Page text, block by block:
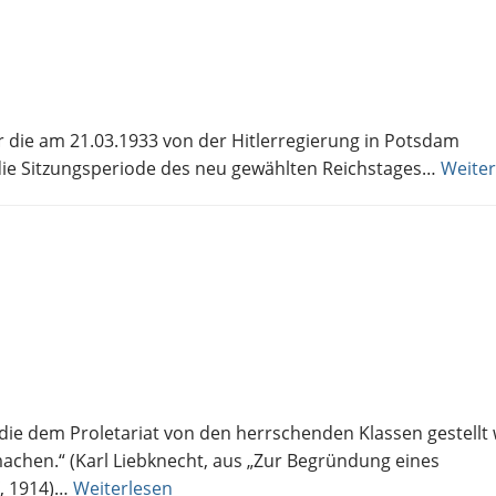
die am 21.03.1933 von der Hitlerregierung in Potsdam
Sitzungsperiode des neu gewählten Reichstages…
dem Proletariat von den herrschenden Klassen gestellt
(Karl Liebknecht, aus „Zur Begründung eines
1914)… Weiterlesen